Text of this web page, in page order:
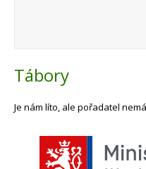
Tábory
Je nám líto, ale pořadatel